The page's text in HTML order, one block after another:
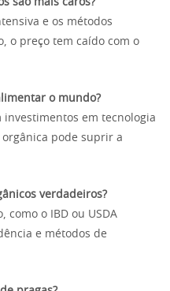
são mais caros?
e os métodos
o preço tem caído com o
o mundo?
investimentos em tecnologia
pode suprir a
verdadeiros?
como o IBD ou USDA
e métodos de